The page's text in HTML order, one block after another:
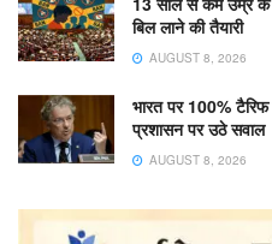
बिल लाने की तैयारी
AUGUST 8, 2026
भारत पर 100% टैरिफ
प्रशासन पर उठे सवाल
AUGUST 8, 2026